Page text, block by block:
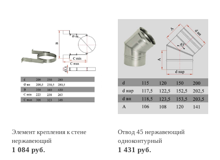
Элемент крепления к стене
нержавеющий
1 084 руб.
Отвод 45 нержавеющий
одноконтурный
1 431 руб.